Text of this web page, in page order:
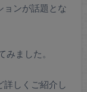
ョンが話題とな
ました。
詳しくご紹介し